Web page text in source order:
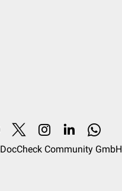
DocCheck Community GmbH